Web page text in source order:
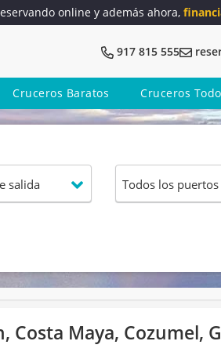
online y además ahora,
917 815 555
Cruceros Baratos Cruceros
Maya, Cozumel,